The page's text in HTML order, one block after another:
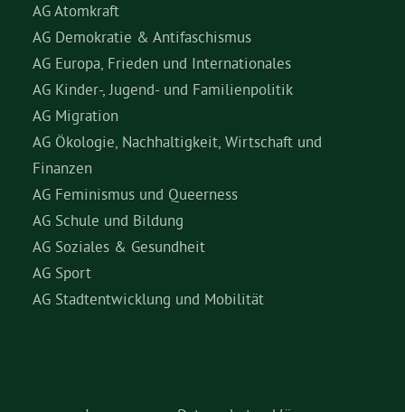
AG Atomkraft
AG Demokratie & Antifaschismus
AG Europa, Frieden und Internationales
AG Kinder-, Jugend- und Familienpolitik
AG Migration
AG Ökologie, Nachhaltigkeit, Wirtschaft und
Finanzen
AG Feminismus und Queerness
AG Schule und Bildung
AG Soziales & Gesundheit
AG Sport
AG Stadtentwicklung und Mobilität